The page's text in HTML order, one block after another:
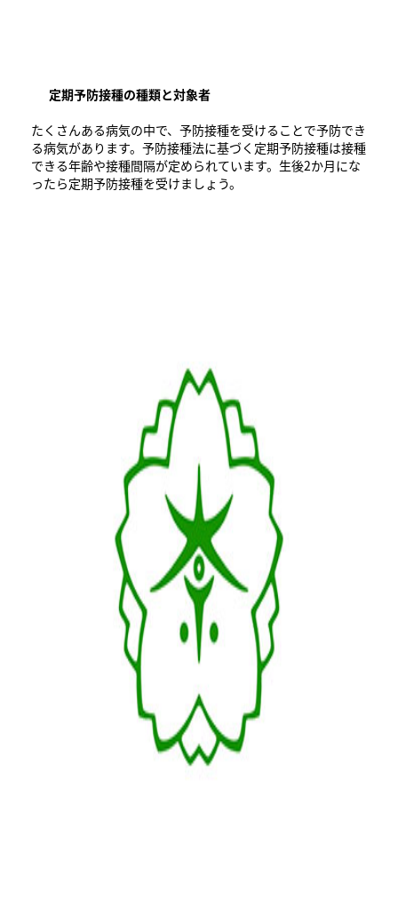
定期予防接種の種類と対象者
たくさんある病気の中で、予防接種を受けることで予防でき
る病気があります。予防接種法に基づく定期予防接種は接種
できる年齢や接種間隔が定められています。生後2か月にな
ったら定期予防接種を受けましょう。